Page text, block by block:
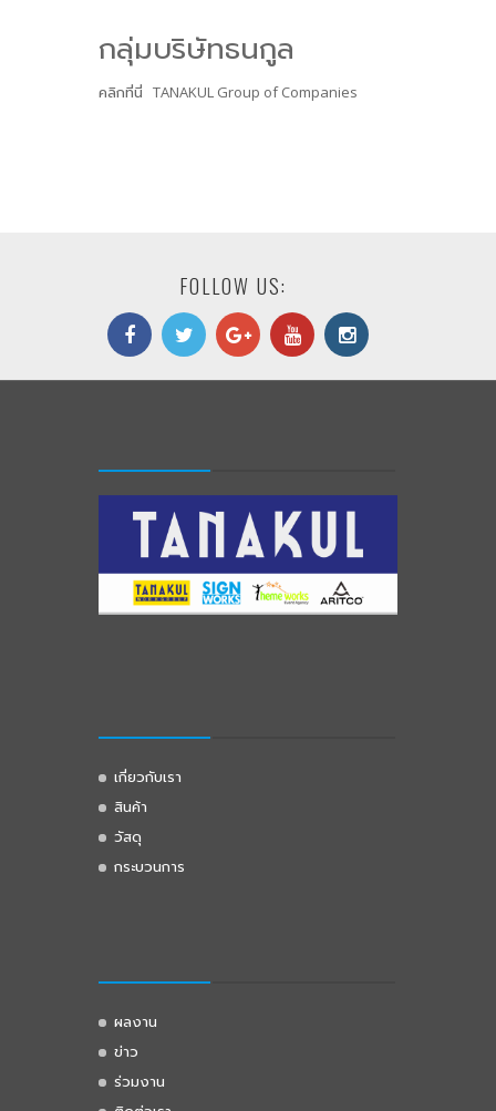
กลุ่มบริษัทธนกูล
คลิกที่นี่ TANAKUL Group of Companies
FOLLOW US:
เกี่ยวกับเรา
สินค้า
วัสดุ
กระบวนการ
ผลงาน
ข่าว
ร่วมงาน